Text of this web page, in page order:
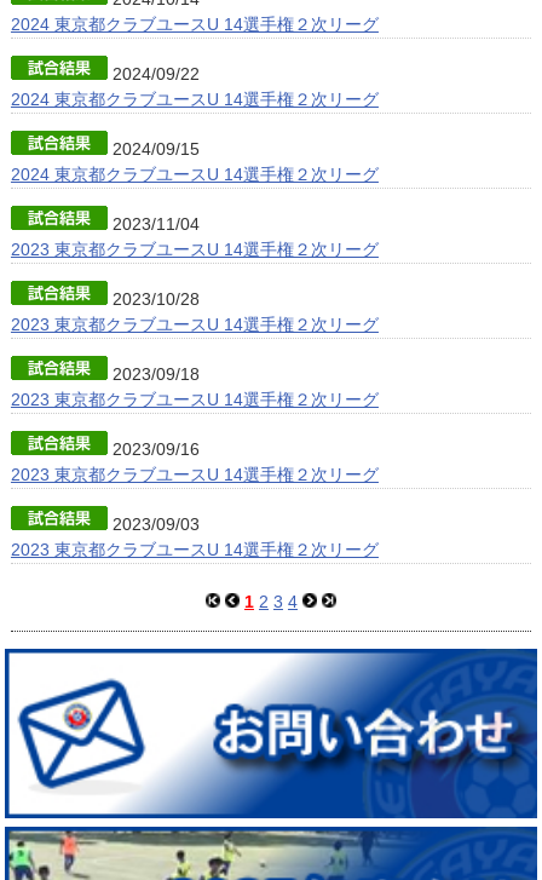
2024 東京都クラブユースU 14選手権２次リーグ
2024/09/22
2024 東京都クラブユースU 14選手権２次リーグ
2024/09/15
2024 東京都クラブユースU 14選手権２次リーグ
2023/11/04
2023 東京都クラブユースU 14選手権２次リーグ
2023/10/28
2023 東京都クラブユースU 14選手権２次リーグ
2023/09/18
2023 東京都クラブユースU 14選手権２次リーグ
2023/09/16
2023 東京都クラブユースU 14選手権２次リーグ
2023/09/03
2023 東京都クラブユースU 14選手権２次リーグ
1 2 3 4